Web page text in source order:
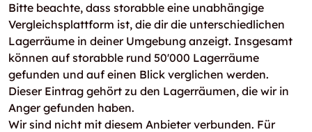
Bitte beachte, dass storabble eine unabhängige
Vergleichsplattform ist, die dir die unterschiedlichen
Lagerräume in deiner Umgebung anzeigt. Insgesamt
können auf storabble rund 50'000 Lagerräume
gefunden und auf einen Blick verglichen werden.
Dieser Eintrag gehört zu den Lagerräumen, die wir in
Anger gefunden haben.
Wir sind nicht mit diesem Anbieter verbunden. Für